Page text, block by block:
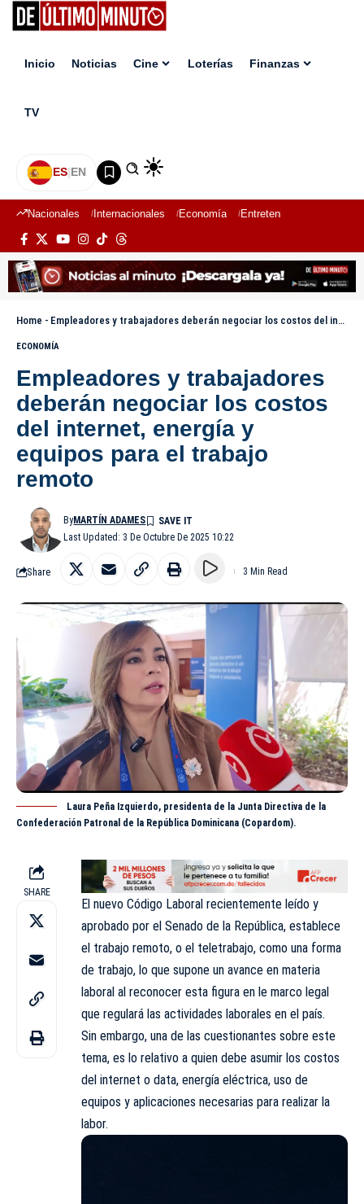
Inicio Noticias Cine Loterías Finanzas
TV
ES|EN
Nacionales Internacionales Economía Entretenimiento
Home - Empleadores y trabajadores deberán negociar los costos del internet, energía y equipos para el trabajo remoto
ECONOMÍA
Empleadores y trabajadores
deberán negociar los costos
del internet, energía y
equipos para el trabajo
remoto
Last Updated: 3 De Octubre De 2025 10:22
ByMARTÍN ADAMES
Share 3 Min Read
Laura Peña Izquierdo, presidenta de la Junta Directiva de la
Confederación Patronal de la República Dominicana (Copardom).
SHARE
El nuevo Código Laboral recientemente leído y
aprobado por el Senado de la República, establece
el trabajo remoto, o el teletrabajo, como una forma
de trabajo, lo que supone un avance en materia
laboral al reconocer esta figura en le marco legal
que regulará las actividades laborales en el país.
Sin embargo, una de las cuestionantes sobre este
tema, es lo relativo a quien debe asumir los costos
del internet o data, energía eléctrica, uso de
equipos y aplicaciones necesarias para realizar la
labor.